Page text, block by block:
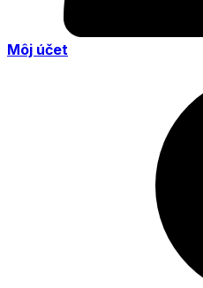
Môj účet